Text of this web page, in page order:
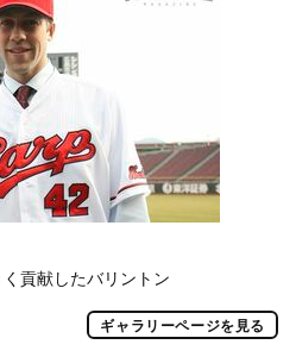
貢献したバリントン
ギャラリーページを見る